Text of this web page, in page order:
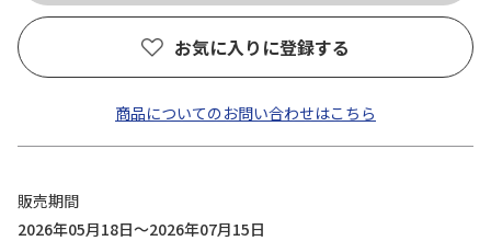
お気に入りに登録する
商品についてのお問い合わせはこちら
販売期間
2026年05月18日～2026年07月15日